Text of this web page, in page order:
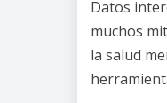
Datos
muchos
la salud